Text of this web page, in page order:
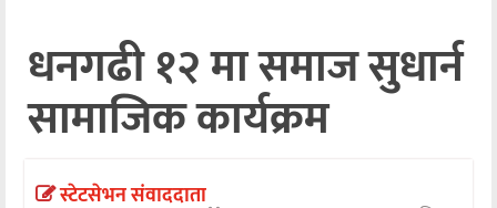
अन्तराष्ट्रिय
अन्तर्वार्ता
अर्थ
खेलकुद
धनगढी १२ मा समाज सुधार्न
सामाजिक कार्यक्रम
स्टेटसेभन संवाददाता